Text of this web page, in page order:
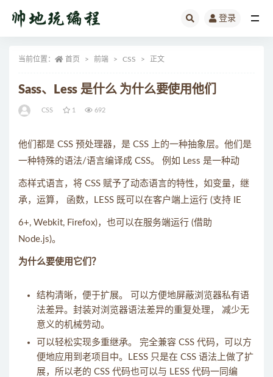
登录
当前位置： 首页 前端 CSS 正文
Sass、Less 是什么 为什么要使用他们
CSS 1 692
他们都是 CSS 预处理器，是 CSS 上的一种抽象层。他们是
一种特殊的语法/语言编译成 CSS。 例如 Less 是一种动
态样式语言，将 CSS 赋予了动态语言的特性，如变量，继
承，运算， 函数，LESS 既可以在客户端上运行 (支持 IE
6+, Webkit, Firefox)，也可以在服务端运行 (借助
Node.js)。
为什么要使用它们？
结构清晰，便于扩展。 可以方便地屏蔽浏览器私有语
法差异。封装对浏览器语法差异的重复处理， 减少无
意义的机械劳动。
可以轻松实现多重继承。 完全兼容 CSS 代码，可以方
便地应用到老项目中。LESS 只是在 CSS 语法上做了扩
展，所以老的 CSS 代码也可以与 LESS 代码一同编